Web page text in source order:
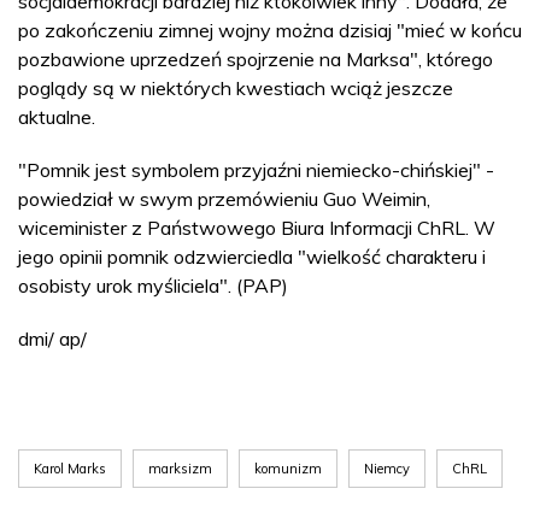
po zakończeniu zimnej wojny można dzisiaj "mieć w końcu
pozbawione uprzedzeń spojrzenie na Marksa", którego
poglądy są w niektórych kwestiach wciąż jeszcze
aktualne.
"Pomnik jest symbolem przyjaźni niemiecko-chińskiej" -
powiedział w swym przemówieniu Guo Weimin,
wiceminister z Państwowego Biura Informacji ChRL. W
jego opinii pomnik odzwierciedla "wielkość charakteru i
osobisty urok myśliciela". (PAP)
dmi/ ap/
Karol Marks marksizm komunizm Niemcy ChRL